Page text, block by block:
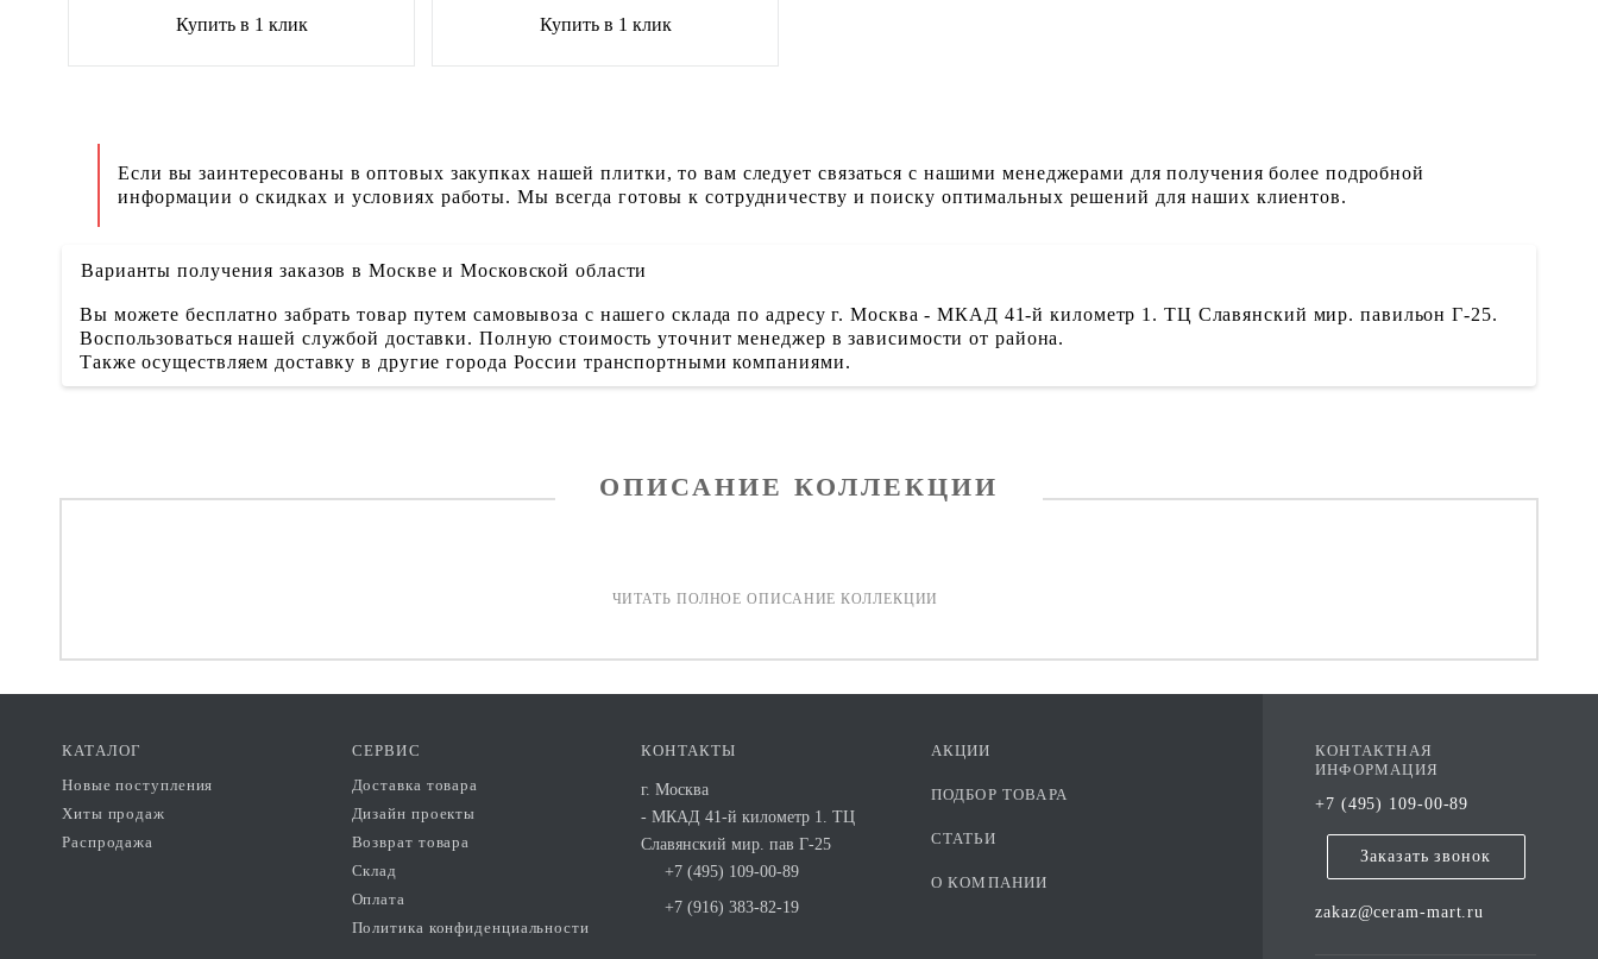
Купить в 1 клик Купить в 1 клик
Если вы заинтересованы в оптовых закупках нашей плитки, то вам следует связаться с нашими менеджерами для получения более подробной
информации о скидках и условиях работы. Мы всегда готовы к сотрудничеству и поиску оптимальных решений для наших клиентов.
Варианты получения заказов в Москве и Московской области
Вы можете бесплатно забрать товар путем самовывоза с нашего склада по адресу г. Москва - МКАД 41-й километр 1. ТЦ Славянский мир. павильон Г-25.
Воспользоваться нашей службой доставки. Полную стоимость уточнит менеджер в зависимости от района.
Также осуществляем доставку в другие города России транспортными компаниями.
ОПИСАНИЕ КОЛЛЕКЦИИ
КОНТАКТНАЯ
ИНФОРМАЦИЯ
+7 (495) 109-00-89
Заказать звонок
zakaz@ceram-mart.ru
КАТАЛОГ
Новые поступления
Хиты продаж
Распродажа
СЕРВИС
Доставка товара
Дизайн проекты
Возврат товара
Склад
Оплата
Политика конфиденциальности
КОНТАКТЫ
г. Москва
- МКАД 41-й километр 1. ТЦ
Славянский мир. пав Г-25
+7 (495) 109-00-89
+7 (916) 383-82-19
АКЦИИ
ПОДБОР ТОВАРА
СТАТЬИ
О КОМПАНИИ